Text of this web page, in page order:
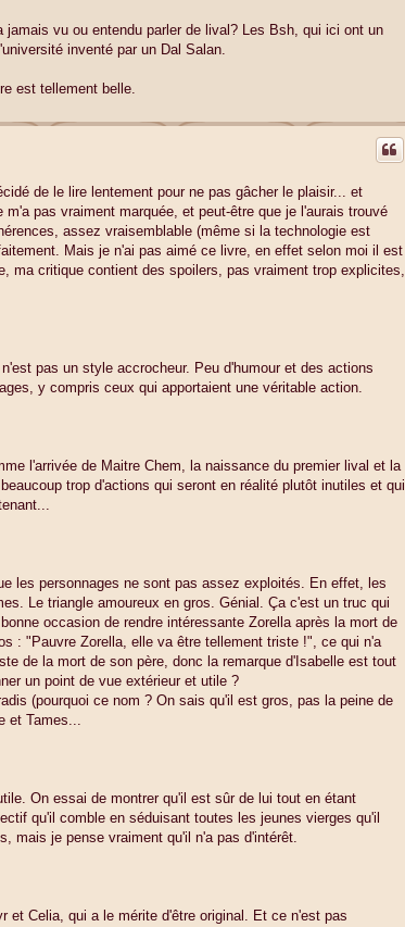
vu ou entendu parler de lival? Les Bsh, qui ici ont un
inventé par un Dal Salan.
est tellement belle.
de le lire lentement pour ne pas gâcher le plaisir... et
pas vraiment marquée, et peut-être que je l'aurais trouvé
assez vraisemblable (même si la technologie est
Mais je n'ai pas aimé ce livre, en effet selon moi il est
ma critique contient des spoilers, pas vraiment trop explicites,
pas un style accrocheur. Peu d'humour et des actions
y compris ceux qui apportaient une véritable action.
l'arrivée de Maitre Chem, la naissance du premier lival et la
trop d'actions qui seront en réalité plutôt inutiles et qui
les personnages ne sont pas assez exploités. En effet, les
Le triangle amoureux en gros. Génial. Ça c'est un truc qui
occasion de rendre intéressante Zorella après la mort de
: "Pauvre Zorella, elle va être tellement triste !", ce qui n'a
de la mort de son père, donc la remarque d'Isabelle est tout
un point de vue extérieur et utile ?
(pourquoi ce nom ? On sais qu'il est gros, pas la peine de
et Tames...
On essai de montrer qu'il est sûr de lui tout en étant
qu'il comble en séduisant toutes les jeunes vierges qu'il
mais je pense vraiment qu'il n'a pas d'intérêt.
et Celia, qui a le mérite d'être original. Et ce n'est pas